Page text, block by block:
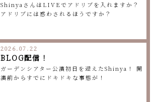
ShinyaさんはLIVEでアドリブを入れますか？
アドリブには惑わされるほうですか？
2026.07.22
BLOG配信！
ガーデンシアター公演初日を迎えたShinya！ 開
演前からすでにドキドキな事態が！